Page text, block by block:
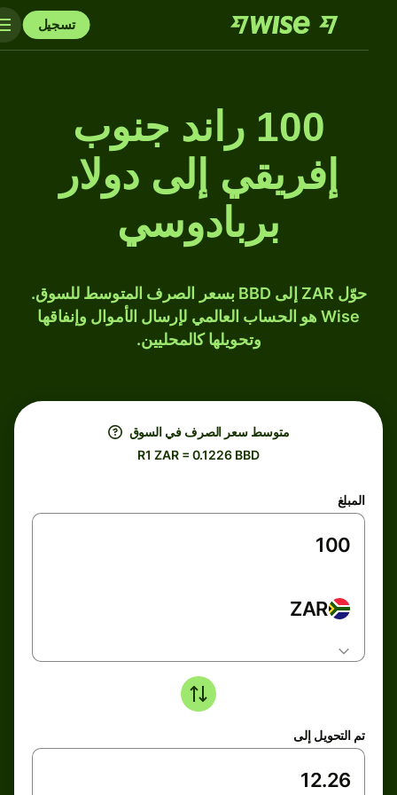
تسجيل
100 راند جنوب
إفريقي إلى دولار
بربادوسي
حوّل ZAR إلى BBD بسعر الصرف المتوسط للسوق.
Wise هو الحساب العالمي لإرسال الأموال وإنفاقها
وتحويلها كالمحليين.
متوسط ​​سعر الصرف في السوق
R1 ZAR = 0.1226 BBD
المبلغ
ZAR
تم التحويل إلى